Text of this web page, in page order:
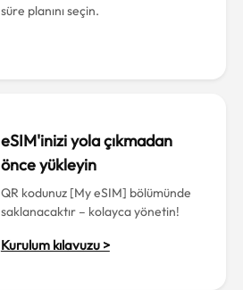
süre planını seçin.
eSIM'inizi yola çıkmadan
önce yükleyin
QR kodunuz [My eSIM] bölümünde
saklanacaktır – kolayca yönetin!
Kurulum kılavuzu >